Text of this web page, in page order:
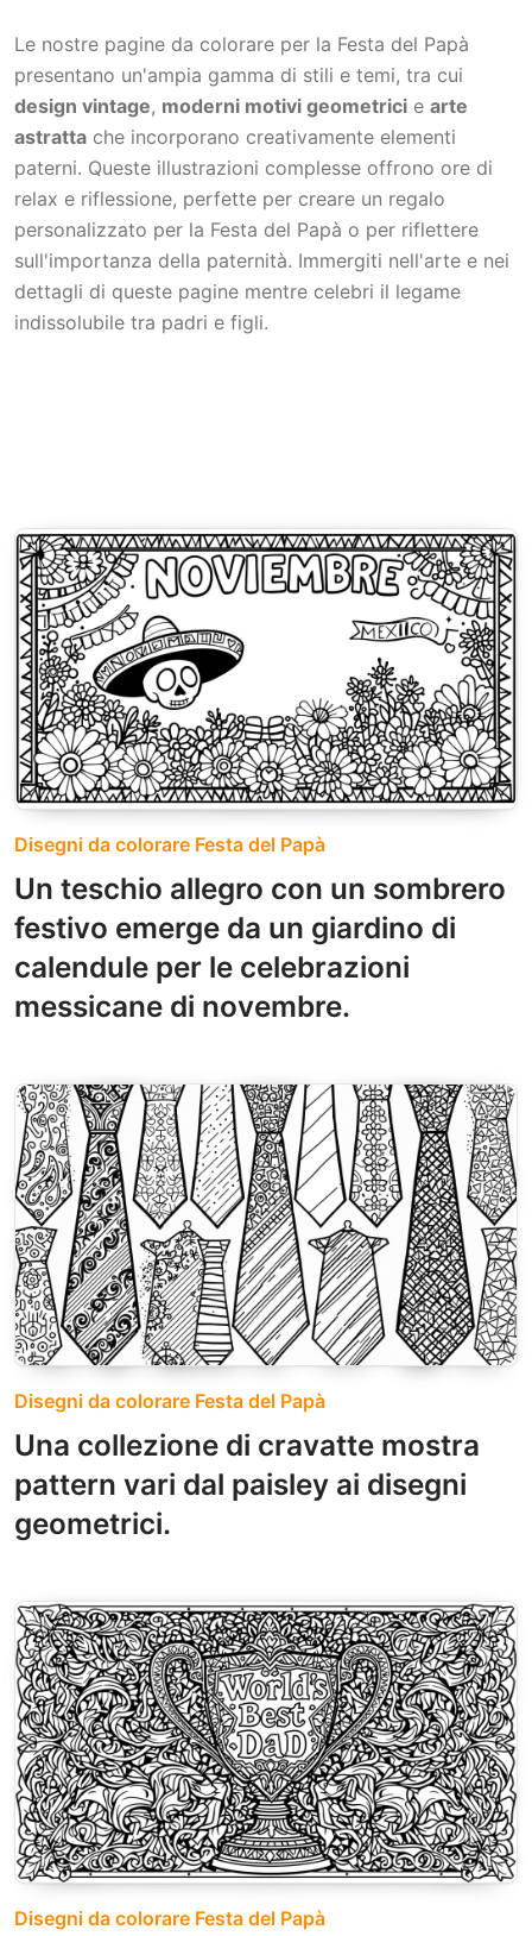
Le nostre pagine da colorare per la Festa del Papà
presentano un'ampia gamma di stili e temi, tra cui
design vintage, moderni motivi geometrici e arte
astratta che incorporano creativamente elementi
paterni. Queste illustrazioni complesse offrono ore di
relax e riflessione, perfette per creare un regalo
personalizzato per la Festa del Papà o per riflettere
sull'importanza della paternità. Immergiti nell'arte e nei
dettagli di queste pagine mentre celebri il legame
indissolubile tra padri e figli.
Disegni da colorare Festa del Papà
Un teschio allegro con un sombrero
festivo emerge da un giardino di
calendule per le celebrazioni
messicane di novembre.
Disegni da colorare Festa del Papà
Una collezione di cravatte mostra
pattern vari dal paisley ai disegni
geometrici.
Disegni da colorare Festa del Papà